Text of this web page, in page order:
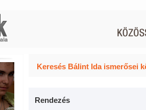
Keresés Bálint Ida ismerősei
Rendezés